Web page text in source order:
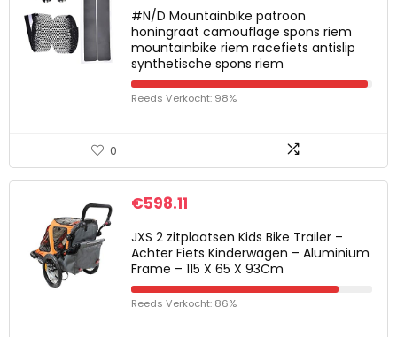
#N/D Mountainbike patroon
honingraat camouflage spons riem
mountainbike riem racefiets antislip
synthetische spons riem
Reeds Verkocht: 98%
0
€598.11
JXS 2 zitplaatsen Kids Bike Trailer –
Achter Fiets Kinderwagen – Aluminium
Frame – 115 X 65 X 93Cm
Reeds Verkocht: 86%